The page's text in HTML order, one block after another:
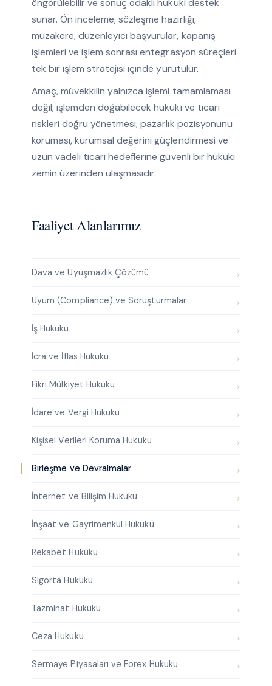
öngörülebilir ve sonuç odaklı hukuki destek
sunar. Ön inceleme, sözleşme hazırlığı,
müzakere, düzenleyici başvurular, kapanış
işlemleri ve işlem sonrası entegrasyon süreçleri
tek bir işlem stratejisi içinde yürütülür.
Amaç, müvekkilin yalnızca işlemi tamamlaması
değil; işlemden doğabilecek hukuki ve ticari
riskleri doğru yönetmesi, pazarlık pozisyonunu
koruması, kurumsal değerini güçlendirmesi ve
uzun vadeli ticari hedeflerine güvenli bir hukuki
zemin üzerinden ulaşmasıdır.
Faaliyet Alanlarımız
Dava ve Uyuşmazlık Çözümü
Uyum (Compliance) ve Soruşturmalar
İş Hukuku
İcra ve İflas Hukuku
Fikri Mülkiyet Hukuku
İdare ve Vergi Hukuku
Kişisel Verileri Koruma Hukuku
Birleşme ve Devralmalar
İnternet ve Bilişim Hukuku
İnşaat ve Gayrimenkul Hukuku
Rekabet Hukuku
Sigorta Hukuku
Tazminat Hukuku
Ceza Hukuku
Sermaye Piyasaları ve Forex Hukuku